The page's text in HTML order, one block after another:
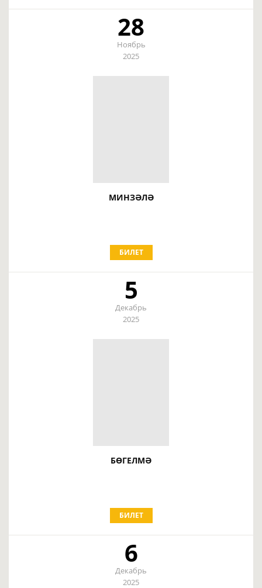
28
Ноябрь
2025
МИНЗӘЛӘ
БИЛЕТ
5
Декабрь
2025
БӨГЕЛМӘ
БИЛЕТ
6
Декабрь
2025